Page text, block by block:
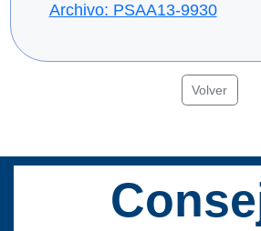
Archivo: PSAA13-9930
Volver